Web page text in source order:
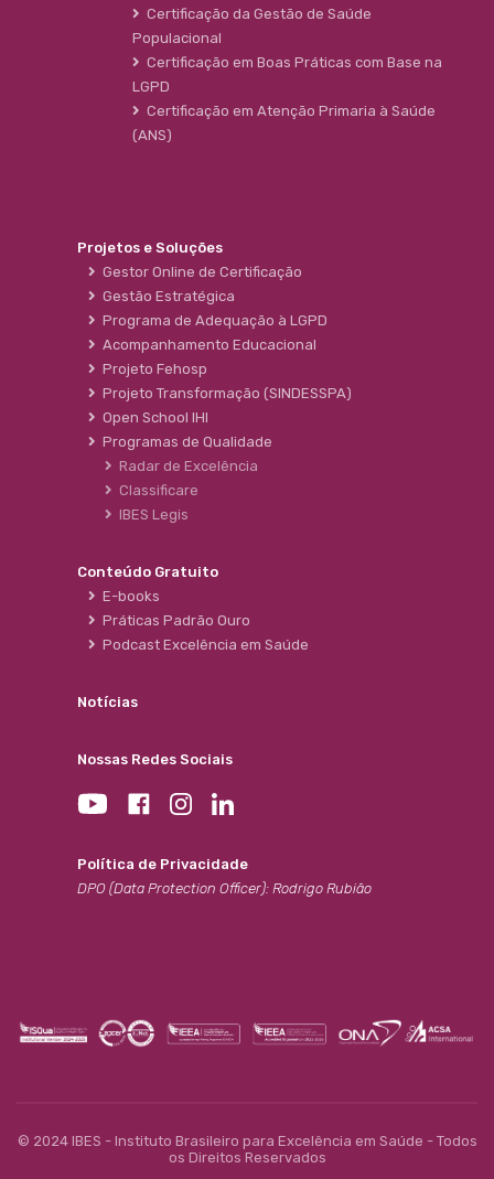
Certificação da Gestão de Saúde
Populacional
Certificação em Boas Práticas com Base na
LGPD
Certificação em Atenção Primaria à Saúde
(ANS)
Projetos e Soluções
Gestor Online de Certificação
Gestão Estratégica
Programa de Adequação à LGPD
Acompanhamento Educacional
Projeto Fehosp
Projeto Transformação (SINDESSPA)
Open School IHI
Programas de Qualidade
Radar de Excelência
Classificare
IBES Legis
Conteúdo Gratuito
E-books
Práticas Padrão Ouro
Podcast Excelência em Saúde
Notícias
Nossas Redes Sociais
Política de Privacidade
DPO (Data Protection Officer): Rodrigo Rubião
© 2024 IBES - Instituto Brasileiro para Excelência em Saúde - Todos
os Direitos Reservados